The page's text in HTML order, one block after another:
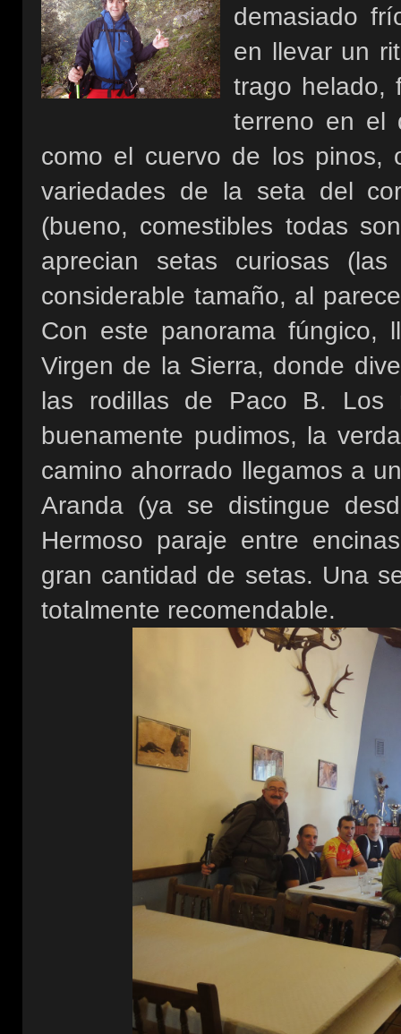
demasiado
en llevar un
trago helado,
terreno en el
como el cuervo de los pinos,
variedades de la seta del
(bueno, comestibles todas
aprecian setas curiosas
considerable tamaño, al
Con este panorama fúngico,
Virgen de la Sierra, donde
las rodillas de Paco B. Los
buenamente pudimos, la
camino ahorrado llegamos a
Aranda (ya se distingue
Hermoso paraje entre
gran cantidad de setas. Una
totalmente recomendable.